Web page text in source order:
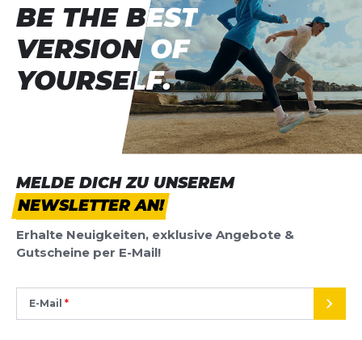
MELDE DICH ZU UNSEREM
NEWSLETTER AN!
Erhalte Neuigkeiten, exklusive Angebote &
Gutscheine per E-Mail!
E-Mail
BE THE BEST
VERSION OF
YOURSELF.
BE THE BEST
VERSION OF
YOURSELF.